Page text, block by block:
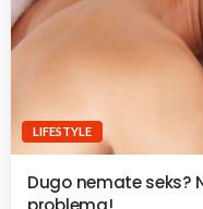
LIFESTYLE
Dugo nemate seks?